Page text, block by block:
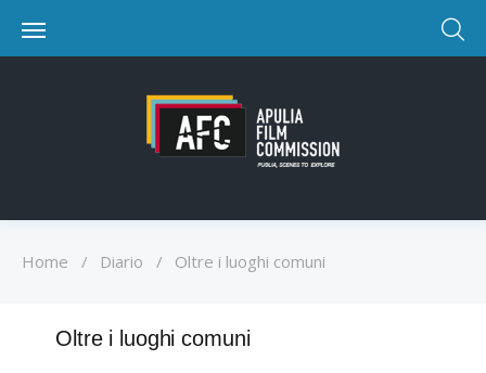
Home / Diario / Oltre i luoghi comuni
Oltre i luoghi comuni